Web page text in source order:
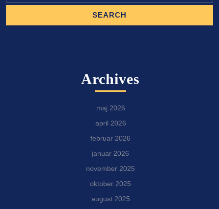
Archives
maj 2026
april 2026
februar 2026
januar 2026
november 2025
oktober 2025
august 2025